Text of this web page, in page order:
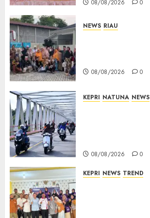
08/08/2026 0
NEWS RIAU
08/08/2026 0
KEPRI NATUNA NEWS
08/08/2026 0
KEPRI NEWS TREND